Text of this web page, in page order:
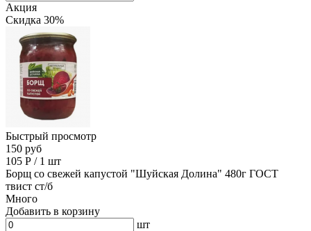
Акция
Скидка 30%
Быстрый просмотр
150 руб
105 Р / 1 шт
Борщ со свежей капустой "Шуйская Долина" 480г ГОСТ
твист ст/б
Много
Добавить в корзину
шт